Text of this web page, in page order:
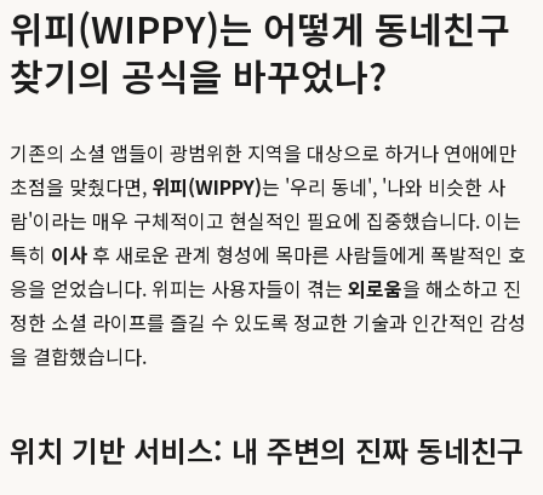
위피(WIPPY)는 어떻게 동네친구
찾기의 공식을 바꾸었나?
기존의 소셜 앱들이 광범위한 지역을 대상으로 하거나 연애에만
초점을 맞췄다면, 위피(WIPPY)는 '우리 동네', '나와 비슷한 사
람'이라는 매우 구체적이고 현실적인 필요에 집중했습니다. 이는
특히 이사 후 새로운 관계 형성에 목마른 사람들에게 폭발적인 호
응을 얻었습니다. 위피는 사용자들이 겪는 외로움을 해소하고 진
정한 소셜 라이프를 즐길 수 있도록 정교한 기술과 인간적인 감성
을 결합했습니다.
위치 기반 서비스: 내 주변의 진짜 동네친구